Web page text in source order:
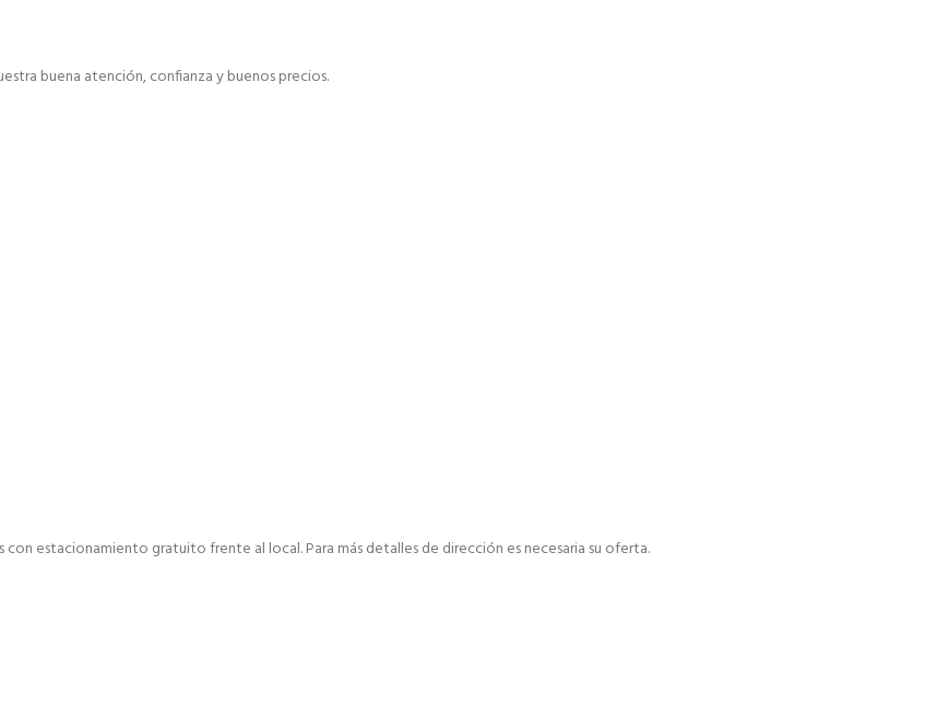
buena atención, confianza y buenos precios.
con estacionamiento gratuito frente al local. Para más detalles de dirección es necesaria su oferta.